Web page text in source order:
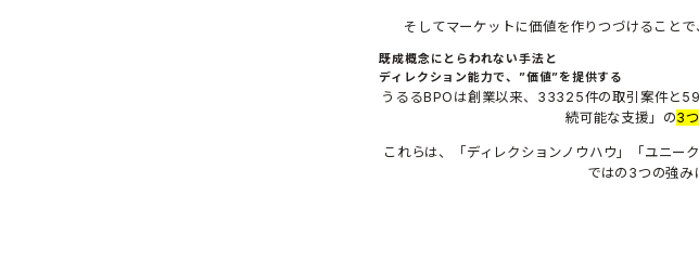
そしてマーケットに価値を作りつづけること
既成概念にとらわれない手法と
ディレクション能力で、”価値”を提供する
うるるBPOは創業以来、33325件の取引案件と
続可能な支援」の3
これらは、「ディレクションノウハウ」「ユニー
ではの3つの強み